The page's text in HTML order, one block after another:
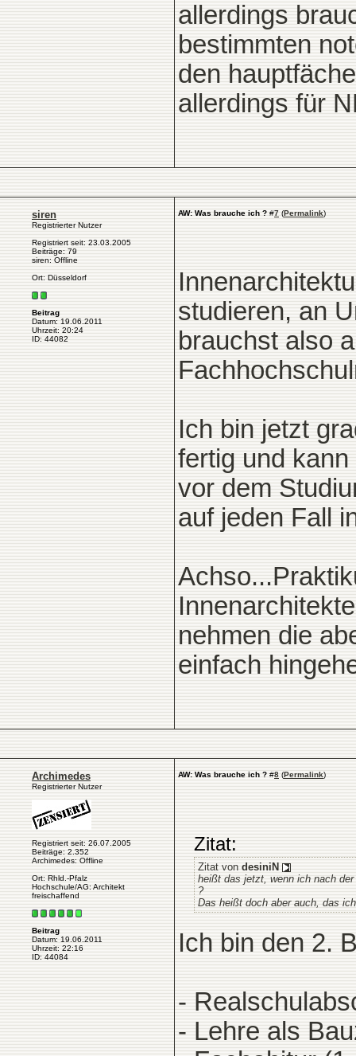
allerdings
bestimmten
den
allerdings für
siren
Registrierter Nutzer
Registriert seit: 23.03.2005
Beiträge: 79
siren: Offline
Ort: Düsseldorf
Beitrag
Datum: 19.06.2011
Uhrzeit: 20:24
ID: 44082
AW: Was brauche ich ? #7 (Permalink)
studieren, an
brauchst also
Ich bin jetzt
fertig und
vor dem
auf jeden Fall
nehmen die
einfach
Archimedes
Registrierter Nutzer
Registriert seit: 26.07.2005
Beiträge: 2.352
Archimedes: Offline
Ort: Rhld.-Pfalz
Hochschule/AG: Architekt
freischaffend
Beitrag
Datum: 19.06.2011
Uhrzeit: 22:16
ID: 44084
AW: Was brauche ich ? #8 (Permalink)
Zitat:
Zitat von desiniN
heißt das jetzt, wenn ich nach
?
Das heißt doch aber auch, das
Ich bin den 2.
-
- Lehre als